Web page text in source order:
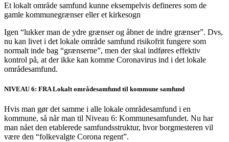
Et lokalt område samfund kunne eksempelvis defineres som de
gamle kommunegrænser eller et kirkesogn
Igen “lukker man de ydre grænser og åbner de indre grænser”. Dvs,
nu kan livet i det lokale område samfund risikofrit fungere som
normalt inde bag “grænserne”, men der skal indføres effektiv
kontrol på, at der ikke kan komme Coronavirus ind i det lokale
områdesamfund.
NIVEAU 6: FRA Lokalt områdesamfund til kommune samfund
Hvis man gør det samme i alle lokale områdesamfund i en
kommune, så når man til Niveau 6: Kommunesamfundet. Nu har
man nået den etablerede samfundsstruktur, hvor borgmesteren vil
være den “folkevalgte Corona regent”.